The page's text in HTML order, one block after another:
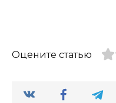
Оцените статью